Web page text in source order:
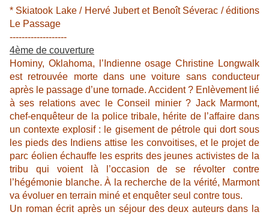
* Skiatook Lake / Hervé Jubert et Benoît Séverac / éditions
Le Passage
-------------------
4ème de couverture
Hominy, Oklahoma, l’Indienne osage Christine Longwalk
est retrouvée morte dans une voiture sans conducteur
après le passage d’une tornade. Accident ? Enlèvement lié
à ses relations avec le Conseil minier ? Jack Marmont,
chef-enquêteur de la police tribale, hérite de l’affaire dans
un contexte explosif : le gisement de pétrole qui dort sous
les pieds des Indiens attise les convoitises, et le projet de
parc éolien échauffe les esprits des jeunes activistes de la
tribu qui voient là l’occasion de se révolter contre
l’hégémonie blanche. À la recherche de la vérité, Marmont
va évoluer en terrain miné et enquêter seul contre tous.
Un roman écrit après un séjour des deux auteurs dans la